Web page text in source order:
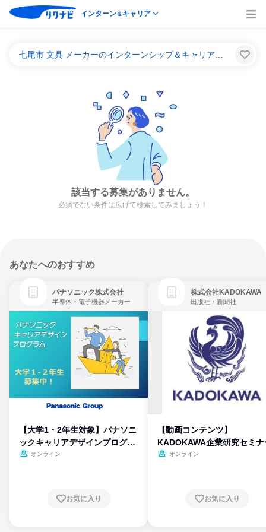
インターン＆キャリア
該当する募集がありません。
必須でない条件は広げて検索してみましょう！
あなたへのおすすめ
パナソニック株式会社
半導体・電子機器メーカー
【大学1・2年生対象】パナソニ
ックキャリアデザインプログラ
ム
オンライン
お気に入り
株式会社KADOKAWA
出版社・新聞社
【動画コンテンツ】
KADOKAWA企業研究セミナ
オンライン
お気に入り